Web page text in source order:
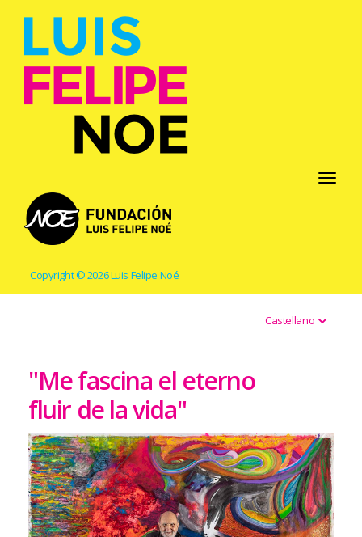
Toggle
Copyright © 2026 Luis Felipe Noé
Castellano
"Me fascina el eterno
fluir de la vida"